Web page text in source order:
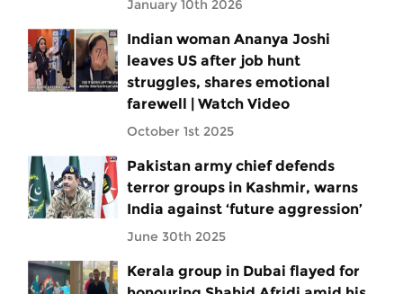
January 10th 2026
Indian woman Ananya Joshi
leaves US after job hunt
struggles, shares emotional
farewell | Watch Video
October 1st 2025
Pakistan army chief defends
terror groups in Kashmir, warns
India against ‘future aggression’
June 30th 2025
Kerala group in Dubai flayed for